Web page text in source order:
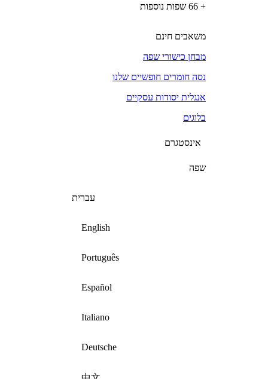
+ 66 שפות נוספות
משאבים חינם
מבחן כישורי שפה
נסה חומרים חופשיים שלנו
אנגלית יסודות עסקיים
בלוגים
אינסטגרם
שפה
עברית
English
Português
Español
Italiano
Deutsche